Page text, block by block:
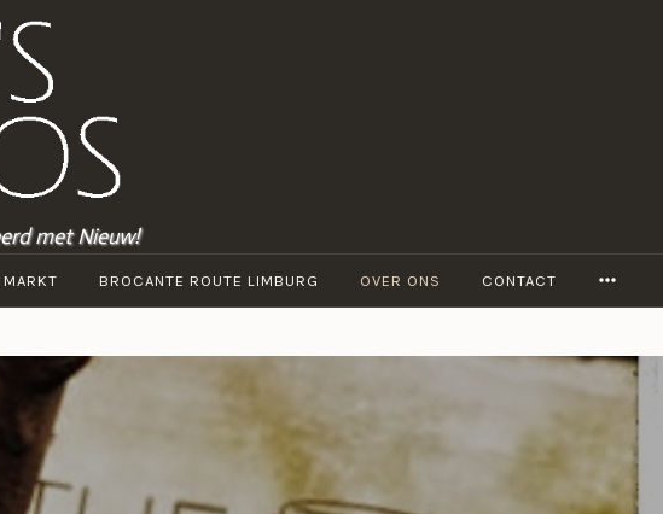
met Nieuw!
BROCANTE ROUTE LIMBURG OVER ONS CONTACT